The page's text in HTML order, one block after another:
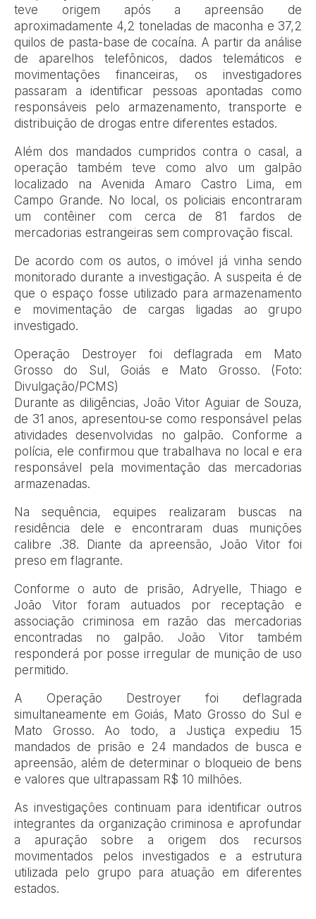
teve origem após a apreensão de
aproximadamente 4,2 toneladas de maconha e 37,2
quilos de pasta-base de cocaína. A partir da análise
de aparelhos telefônicos, dados telemáticos e
movimentações financeiras, os investigadores
passaram a identificar pessoas apontadas como
responsáveis pelo armazenamento, transporte e
distribuição de drogas entre diferentes estados.
Além dos mandados cumpridos contra o casal, a
operação também teve como alvo um galpão
localizado na Avenida Amaro Castro Lima, em
Campo Grande. No local, os policiais encontraram
um contêiner com cerca de 81 fardos de
mercadorias estrangeiras sem comprovação fiscal.
De acordo com os autos, o imóvel já vinha sendo
monitorado durante a investigação. A suspeita é de
que o espaço fosse utilizado para armazenamento
e movimentação de cargas ligadas ao grupo
investigado.
Operação Destroyer foi deflagrada em Mato
Grosso do Sul, Goiás e Mato Grosso. (Foto:
Divulgação/PCMS)
Durante as diligências, João Vitor Aguiar de Souza,
de 31 anos, apresentou-se como responsável pelas
atividades desenvolvidas no galpão. Conforme a
polícia, ele confirmou que trabalhava no local e era
responsável pela movimentação das mercadorias
armazenadas.
Na sequência, equipes realizaram buscas na
residência dele e encontraram duas munições
calibre .38. Diante da apreensão, João Vitor foi
preso em flagrante.
Conforme o auto de prisão, Adryelle, Thiago e
João Vitor foram autuados por receptação e
associação criminosa em razão das mercadorias
encontradas no galpão. João Vitor também
responderá por posse irregular de munição de uso
permitido.
A Operação Destroyer foi deflagrada
simultaneamente em Goiás, Mato Grosso do Sul e
Mato Grosso. Ao todo, a Justiça expediu 15
mandados de prisão e 24 mandados de busca e
apreensão, além de determinar o bloqueio de bens
e valores que ultrapassam R$ 10 milhões.
As investigações continuam para identificar outros
integrantes da organização criminosa e aprofundar
a apuração sobre a origem dos recursos
movimentados pelos investigados e a estrutura
utilizada pelo grupo para atuação em diferentes
estados.